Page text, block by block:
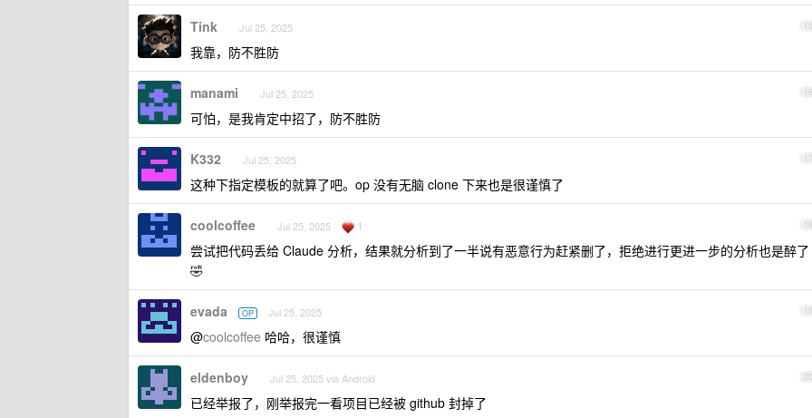
15
Tink Jul 25, 2025
我靠，防不胜防
16
manami Jul 25, 2025
可怕，是我肯定中招了，防不胜防
17
K332 Jul 25, 2025
这种下指定模板的就算了吧。op 没有无脑 clone 下来也是很谨慎了
18
coolcoffee Jul 25, 2025 1
尝试把代码丢给 Claude 分析，结果就分析到了一半说有恶意行为赶紧删了，拒绝进行更进一步的分析也是醉了
🤣
19
evada OP Jul 25, 2025
@coolcoffee 哈哈，很谨慎
20
eldenboy Jul 25, 2025 via Android
已经举报了，刚举报完一看项目已经被 github 封掉了